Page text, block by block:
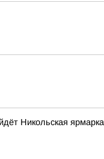
Никольская ярмарка